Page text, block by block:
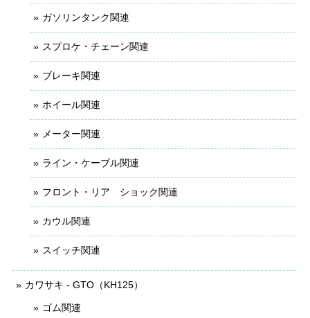
ガソリンタンク関連
スプロケ・チェーン関連
ブレーキ関連
ホイール関連
メーター関連
ライン・ケーブル関連
フロント・リア ショック関連
カウル関連
スイッチ関連
カワサキ - GTO（KH125）
ゴム関連